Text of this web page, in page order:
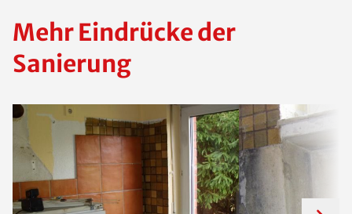
Mehr Eindrücke der
Sanierung